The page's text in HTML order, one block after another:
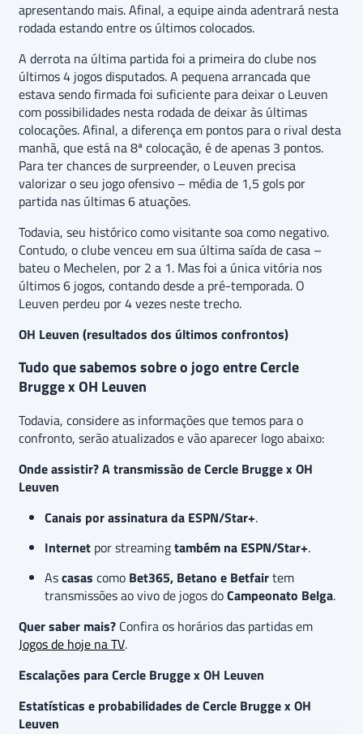
apresentando mais. Afinal, a equipe ainda adentrará nesta
rodada estando entre os últimos colocados.
A derrota na última partida foi a primeira do clube nos
últimos 4 jogos disputados. A pequena arrancada que
estava sendo firmada foi suficiente para deixar o Leuven
com possibilidades nesta rodada de deixar às últimas
colocações. Afinal, a diferença em pontos para o rival desta
manhã, que está na 8ª colocação, é de apenas 3 pontos.
Para ter chances de surpreender, o Leuven precisa
valorizar o seu jogo ofensivo – média de 1,5 gols por
partida nas últimas 6 atuações.
Todavia, seu histórico como visitante soa como negativo.
Contudo, o clube venceu em sua última saída de casa –
bateu o Mechelen, por 2 a 1. Mas foi a única vitória nos
últimos 6 jogos, contando desde a pré-temporada. O
Leuven perdeu por 4 vezes neste trecho.
OH Leuven (resultados dos últimos confrontos)
Tudo que sabemos sobre o jogo entre Cercle
Brugge x OH Leuven
Todavia, considere as informações que temos para o
confronto, serão atualizados e vão aparecer logo abaixo:
Onde assistir? A transmissão de Cercle Brugge x OH
Leuven
Canais por assinatura da ESPN/Star+.
Internet por streamingtambém na ESPN/Star+.
Ascasas como Bet365, Betano e Betfairtem
transmissões ao vivo de jogos doCampeonato Belga.
Quer saber mais? Confira os horários das partidas em
Jogos de hoje na TV.
Escalações para Cercle Brugge x OH Leuven
Estatísticas e probabilidades de Cercle Brugge x OH
Leuven